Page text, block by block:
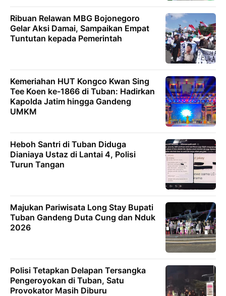
Ribuan Relawan MBG Bojonegoro
Gelar Aksi Damai, Sampaikan Empat
Tuntutan kepada Pemerintah
Kemeriahan HUT Kongco Kwan Sing
Tee Koen ke-1866 di Tuban: Hadirkan
Kapolda Jatim hingga Gandeng
UMKM
Heboh Santri di Tuban Diduga
Dianiaya Ustaz di Lantai 4, Polisi
Turun Tangan
Majukan Pariwisata Long Stay Bupati
Tuban Gandeng Duta Cung dan Nduk
2026
Polisi Tetapkan Delapan Tersangka
Pengeroyokan di Tuban, Satu
Provokator Masih Diburu